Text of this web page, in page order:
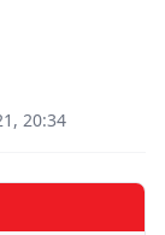
20:34